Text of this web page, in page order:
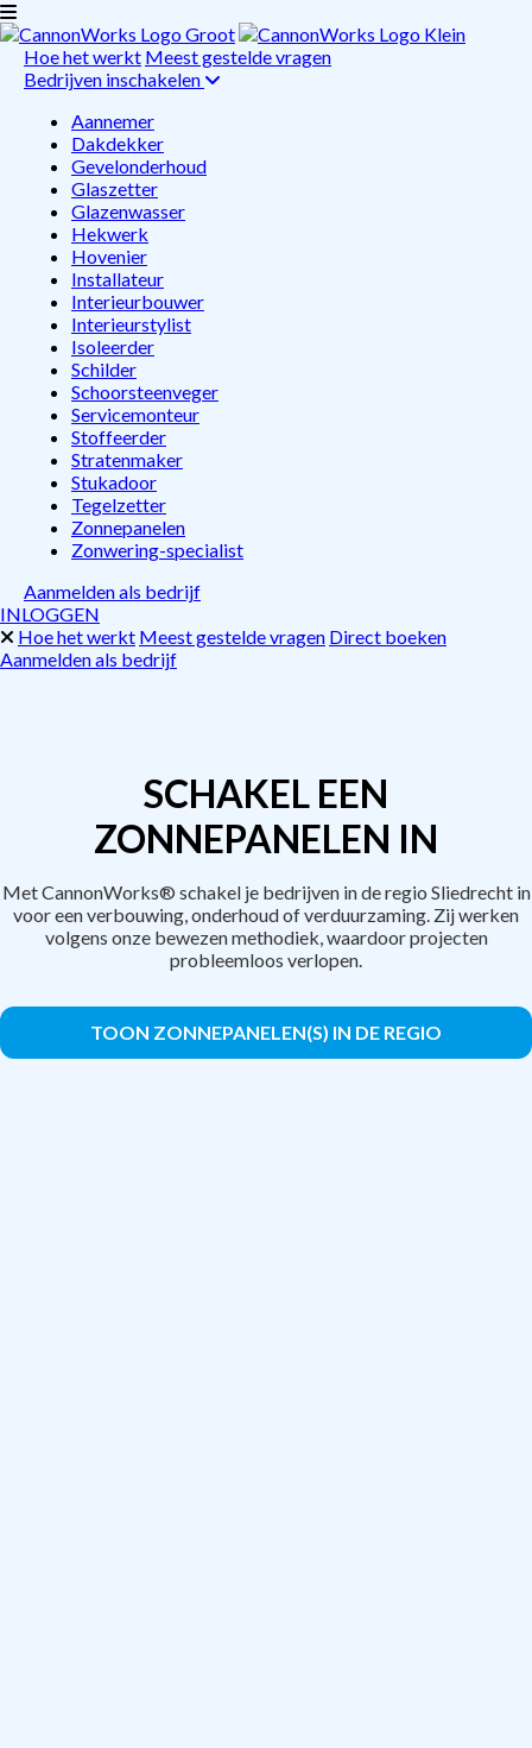
Hoe het werkt Meest gestelde vragen
Bedrijven inschakelen
Aannemer
Dakdekker
Gevelonderhoud
Glaszetter
Glazenwasser
Hekwerk
Hovenier
Installateur
Interieurbouwer
Interieurstylist
Isoleerder
Schilder
Schoorsteenveger
Servicemonteur
Stoffeerder
Stratenmaker
Stukadoor
Tegelzetter
Zonnepanelen
Zonwering-specialist
Aanmelden als bedrijf
INLOGGEN
Hoe het werkt Meest gestelde vragen Direct boeken
Aanmelden als bedrijf
SCHAKEL EEN
ZONNEPANELEN IN
Met CannonWorks® schakel je bedrijven in de regio Sliedrecht in
voor een verbouwing, onderhoud of verduurzaming. Zij werken
volgens onze bewezen methodiek, waardoor projecten
probleemloos verlopen.
TOON ZONNEPANELEN(S) IN DE REGIO